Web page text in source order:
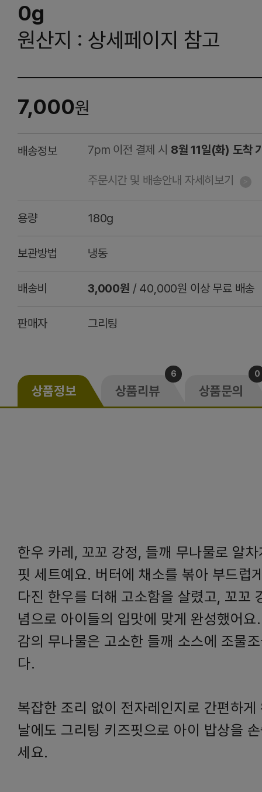
0g
원산지 : 상세페이지 참고
7,000원
배송정보 7pm 이전 결제 시 8월 11일(화) 도착
주문시간 및 배송안내 자세히보기
용량 180g
보관방법 냉동
배송비 3,000원 / 40,000원 이상 무료 배송
판매자 그리팅
상품정보 상품리뷰
6
상품문의
0
한우 카레, 꼬꼬 강정, 들깨 무나물로 알
핏 세트예요. 버터에 채소를 볶아 부드럽
다진 한우를 더해 고소함을 살렸고, 꼬꼬
념으로 아이들의 입맛에 맞게 완성했어
감의 무나물은 고소한 들깨 소스에 조물
다.
복잡한 조리 없이 전자레인지로 간편하게
날에도 그리팅 키즈핏으로 아이 밥상을
세요.